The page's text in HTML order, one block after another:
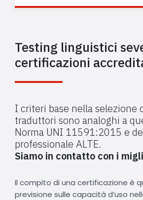
Testing linguistici
certificazioni
I criteri base nella selezione
traduttori sono analoghi a
Norma UNI 11591:2015 e
professionale ALTE.
Siamo in contatto con i
Il compito di una certificazione è
previsione sulle capacità d’uso